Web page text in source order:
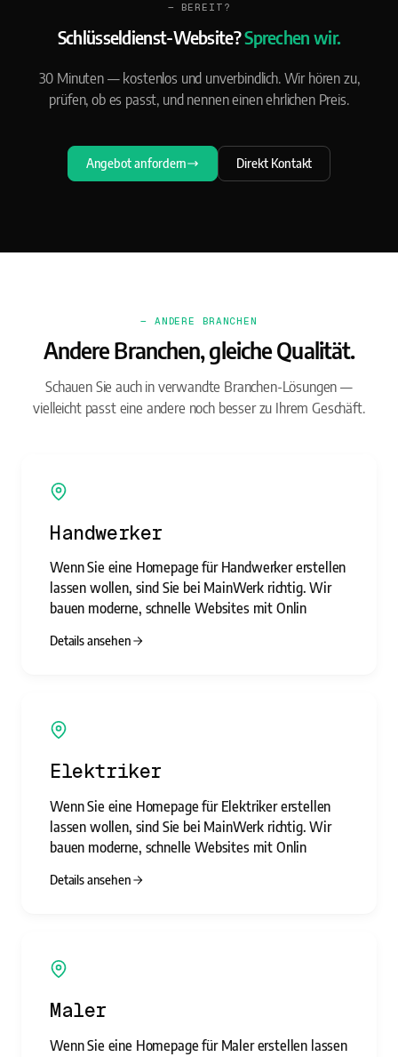
— BEREIT?
Schlüsseldienst-Website?Sprechen wir.
30 Minuten — kostenlos und unverbindlich. Wir hören zu,
prüfen, ob es passt, und nennen einen ehrlichen Preis.
Angebot anfordern Direkt Kontakt
— ANDERE BRANCHEN
Andere Branchen, gleiche Qualität.
Schauen Sie auch in verwandte Branchen-Lösungen —
vielleicht passt eine andere noch besser zu Ihrem Geschäft.
Handwerker
Wenn Sie eine Homepage für Handwerker erstellen
lassen wollen, sind Sie bei MainWerk richtig. Wir
bauen moderne, schnelle Websites mit Onlin
Details ansehen
Elektriker
Wenn Sie eine Homepage für Elektriker erstellen
lassen wollen, sind Sie bei MainWerk richtig. Wir
bauen moderne, schnelle Websites mit Onlin
Details ansehen
Maler
Wenn Sie eine Homepage für Maler erstellen lassen